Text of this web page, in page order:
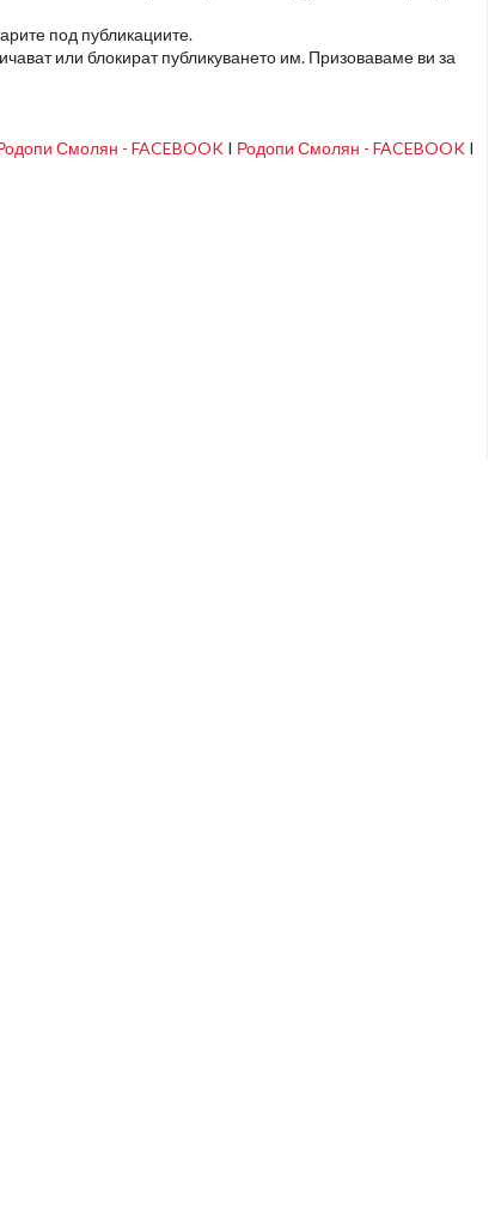
под публикациите.
или блокират публикуването им. Призоваваме ви за
Смолян - FACEBOOK I Родопи Смолян - FACEBOOK I